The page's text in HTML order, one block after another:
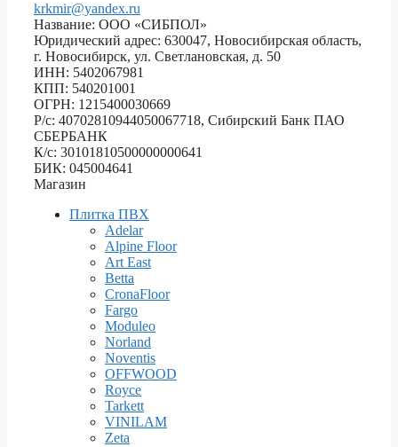
krkmir@yandex.ru
Название: ООО «СИБПОЛ»
Юридический адрес: 630047, Новосибирская область,
г. Новосибирск, ул. Светлановская, д. 50
ИНН: 5402067981
КПП: 540201001
ОГРН: 1215400030669
Р/с: 40702810944050067718, Сибирский Банк ПАО
СБЕРБАНК
К/с: 30101810500000000641
БИК: 045004641
Магазин
Плитка ПВХ
Adelar
Alpine Floor
Art East
Betta
CronaFloor
Fargo
Moduleo
Norland
Noventis
OFFWOOD
Royce
Tarkett
VINILAM
Zeta